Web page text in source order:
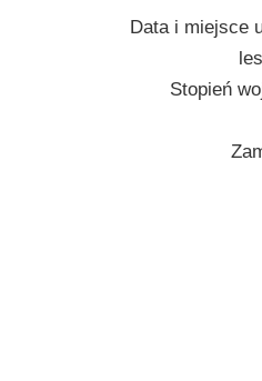
Data i miejsce
Stopień